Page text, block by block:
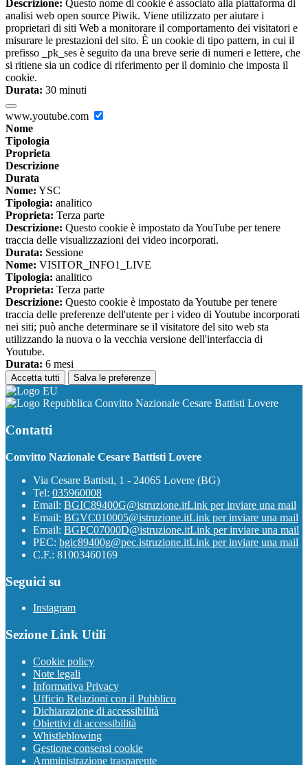
Descrizione: Questo nome di cookie è associato alla piattaforma di
analisi web open source Piwik. Viene utilizzato per aiutare i
proprietari di siti Web a monitorare il comportamento dei visitatori e
misurare le prestazioni del sito. È un cookie di tipo pattern, in cui il
prefisso _pk_ses è seguito da una breve serie di numeri e lettere, che
si ritiene sia un codice di riferimento per il dominio che imposta il
cookie.
Durata: 30 minuti
www.youtube.com
Nome
Tipologia
Proprieta
Descrizione
Durata
Nome: YSC
Tipologia: analitico
Proprieta: Terza parte
Descrizione: Questo cookie è impostato da YouTube per tenere
traccia delle visualizzazioni dei video incorporati.
Durata: Sessione
Nome: VISITOR_INFO1_LIVE
Tipologia: analitico
Proprieta: Terza parte
Descrizione: Questo cookie è impostato da Youtube per tenere
traccia delle preferenze dell'utente per i video di Youtube incorporati
nei siti; può anche determinare se il visitatore del sito web sta
utilizzando la nuova o la vecchia versione dell'interfaccia di
Youtube.
Durata: 6 mesi
Accetta tutti Salva le preferenze
Convitto Nazionale Cesare Battisti Lovere
Contatti
Convitto Nazionale Cesare Battisti Lovere
Via Cesare Battisti, 1 - 24065 Lovere (BG)
Tel: 035960008
Email: BGIC89400G@istruzione.itLink per inviare una mail
Email: BGVC010005@istruzione.itLink per inviare una mail
Email: BGPC07000D@istruzione.itLink per inviare una mail
PEC: bgic89400g@pec.istruzione.itLink per inviare una mail
C.F.: 81003460169
Seguici su
Instagram
Sezione Link Utili
Cookie policy
Note legali
Informativa Privacy
Ufficio Relazioni con il Pubblico
Dichiarazione di accessibilità
Obiettivi di accessibilità
Whistleblowing
Gestione consensi cookie
Amministrazione trasparente